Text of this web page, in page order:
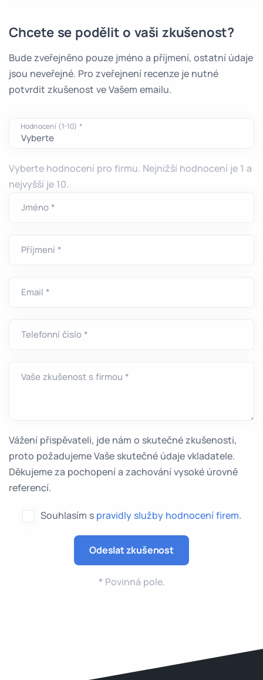
Chcete se podělit o vaši zkušenost?
Bude zveřejněno pouze jméno a příjmení, ostatní údaje
jsou neveřejné. Pro zveřejnení recenze je nutné
potvrdit zkušenost ve Vašem emailu.
Hodnocení (1-10) *
Vyberte hodnocení pro firmu. Nejnižší hodnocení je 1 a
nejvyšší je 10.
Jméno *
Příjmení *
Email *
Telefonní číslo *
Vaše zkušenost s firmou *
Vážení přispěvateli, jde nám o skutečné zkušenosti,
proto požadujeme Vaše skutečné údaje vkladatele.
Děkujeme za pochopení a zachování vysoké úrovně
referencí.
Souhlasím s pravidly služby hodnocení firem.
* Povinná pole.